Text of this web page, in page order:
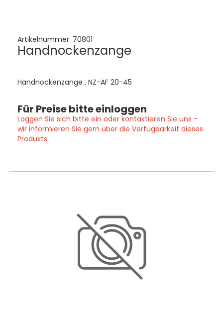
Artikelnummer: 70801
Handnockenzange
Handnockenzange , NZ-AF 20-45
Für Preise bitte einloggen
Loggen Sie sich bitte ein oder kontaktieren Sie uns -
wir informieren Sie gern über die Verfügbarkeit dieses
Produkts.